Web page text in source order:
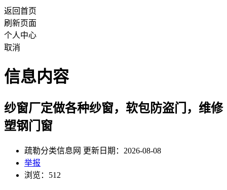
返回首页
刷新页面
个人中心
取消
信息内容
纱窗厂定做各种纱窗，软包防盗门，维修
塑钢门窗
疏勒分类信息网 更新日期：2026-08-08
举报
浏览：512